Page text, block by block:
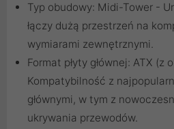
Typ obudowy: Midi-Tower -
łączy dużą przestrzeń na
wymiarami zewnętrznymi.
Format płyty głównej: ATX (z
Kompatybilność z
głównymi, w tym z
ukrywania przewodów.